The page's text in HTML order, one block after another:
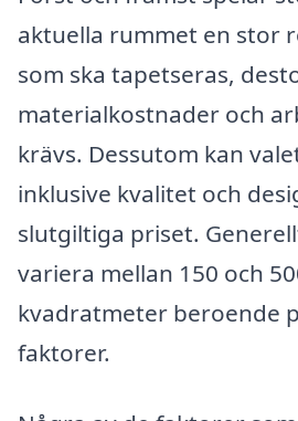
aktuella rummet en stor
som ska tapetseras,
materialkostnader och
krävs. Dessutom kan
inklusive kvalitet och
slutgiltiga priset.
variera mellan 150 och
kvadratmeter beroende
faktorer.